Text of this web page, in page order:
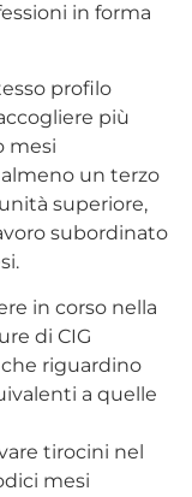
in forma
profilo
più
mesi
un terzo
superiore,
subordinato
in corso nella
di CIG
riguardino
a quelle
tirocini nel
mesi